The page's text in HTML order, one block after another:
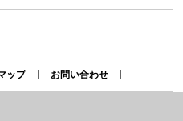
ップ お問い合わせ